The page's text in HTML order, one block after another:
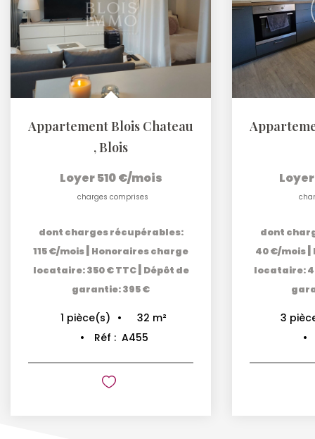
Appartement Blois Chateau
,Blois
Loyer 510 €/mois
charges comprises
dont charges récupérables:
115 €/mois| Honoraires charge
locataire: 350 € TTC| Dépôt de
garantie: 395 €
1 pièce(s) 32 m²
Réf : A455
dont
40 €/mois|
locataire:
3